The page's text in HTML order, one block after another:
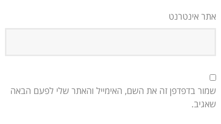
אתר אינטרנט
שמור בדפדפן זה את השם, האימייל והאתר שלי לפעם הבאה
שאגיב.